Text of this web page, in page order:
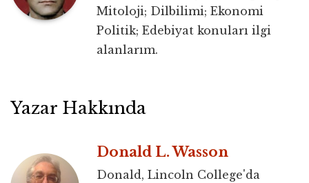
Mitoloji; Dilbilimi; Ekonomi
Politik; Edebiyat konuları ilgi
alanlarım.
Yazar Hakkında
Donald L. Wasson
Donald, Lincoln College'da